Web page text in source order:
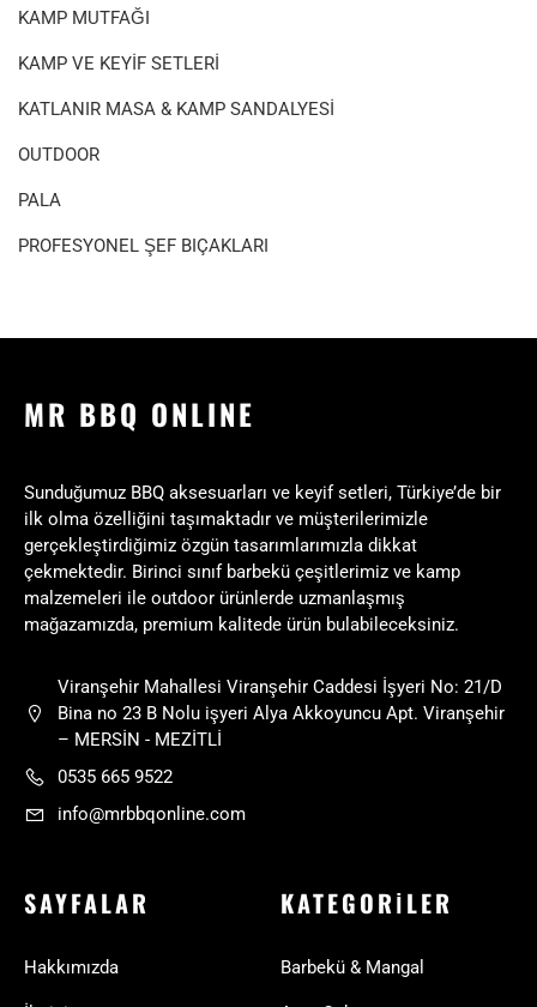
KAMP MUTFAĞI
KAMP VE KEYİF SETLERİ
KATLANIR MASA & KAMP SANDALYESİ
OUTDOOR
PALA
PROFESYONEL ŞEF BIÇAKLARI
MR BBQ ONLINE
Sunduğumuz BBQ aksesuarları ve keyif setleri, Türkiye’de bir
ilk olma özelliğini taşımaktadır ve müşterilerimizle
gerçekleştirdiğimiz özgün tasarımlarımızla dikkat
çekmektedir. Birinci sınıf barbekü çeşitlerimiz ve kamp
malzemeleri ile outdoor ürünlerde uzmanlaşmış
mağazamızda, premium kalitede ürün bulabileceksiniz.
Viranşehir Mahallesi Viranşehir Caddesi İşyeri No: 21/D
Bina no 23 B Nolu işyeri Alya Akkoyuncu Apt. Viranşehir
– MERSİN - MEZİTLİ
0535 665 9522
info@mrbbqonline.com
SAYFALAR
Hakkımızda
KATEGORILER
Barbekü & Mangal